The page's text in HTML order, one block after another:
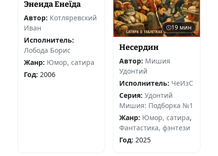
Энеида Енеїда
Автор: Котляревский
Иван
Исполнитель:
Лобода Борис
Жанр: Юмор, сатира
Год: 2006
19 мин
Несердин
Автор: Мишия
Удонтий
Исполнитель: ЧеИзС
Серия: Удонтий
Мишия: Подборка №1
Жанр: Юмор, сатира,
Фантастика, фэнтези
Год: 2025